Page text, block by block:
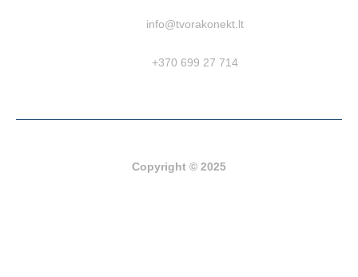
info@tvorakonekt.lt
+370 699 27 714
Copyright © 2025